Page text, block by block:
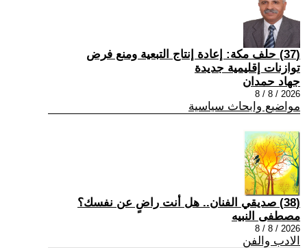
(37) حلف مكة: إعادة إنتاج التبعية ومنع فرض
توازنات إقليمية جديدة
جهاد حمدان
2026 / 8 / 8
مواضيع وابحاث سياسية
(38) صديقي الفنان.. هل أنت راضٍ عن نفسك؟
مصطفى النبيه
2026 / 8 / 8
الادب والفن